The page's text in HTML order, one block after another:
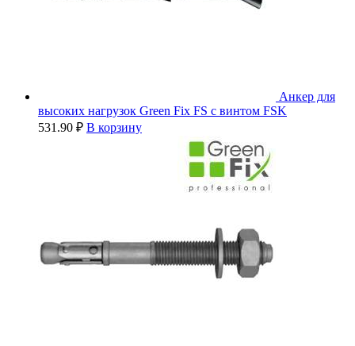
Анкер для
высоких нагрузок Green Fix FS с винтом FSK
531.90 ₽ В корзину